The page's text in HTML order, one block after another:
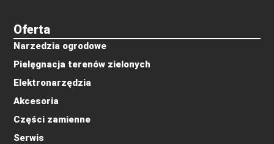
Oferta
Narzedzia ogrodowe
Pielęgnacja terenów zielonych
Elektronarzędzia
Akcesoria
Części zamienne
Serwis